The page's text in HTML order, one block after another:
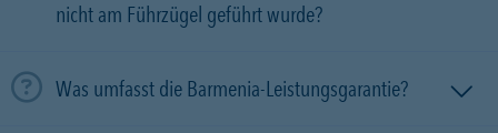
nicht am Führzügel geführt wurde?
Was umfasst die Barmenia-Leistungsgarantie?